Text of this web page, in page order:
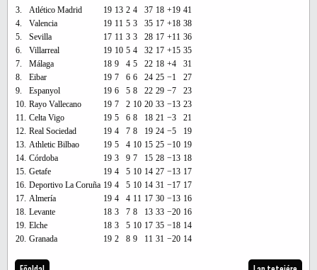
3.
Atlético Madrid 19 13 2 4 37 18 +19 41
4.
Valencia 19 11 5 3 35 17 +18 38
5.
Sevilla 17 11 3 3 28 17 +11 36
6.
Villarreal 19 10 5 4 32 17 +15 35
7.
Málaga 18 9 4 5 22 18 +4
31
8.
Eibar 19 7 6 6 24 25 −1
27
9.
Espanyol 19 6 5 8 22 29 −7
23
10. Rayo Vallecano 19 7 2 10 20 33 −13 23
11. Celta Vigo 19 5 6 8 18 21 −3
21
12. Real Sociedad 19 4 7 8 19 24 −5
19
13. Athletic Bilbao 19 5 4 10 15 25 −10 19
14. Córdoba 19 3 9 7 15 28 −13 18
15. Getafe 19 4 5 10 14 27 −13 17
16. Deportivo La Coruña 19 4 5 10 14 31 −17 17
17. Almería 19 4 4 11 17 30 −13 16
18. Levante 18 3 7 8 13 33 −20 16
19. Elche 18 3 5 10 17 35 −18 14
20. Granada 19 2 8 9 11 31 −20 14